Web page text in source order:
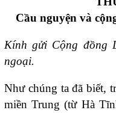
Cầu nguyện và
Kính gửi Cộng đồng
ngoại.
Như chúng ta đã biết,
miền Trung (từ Hà